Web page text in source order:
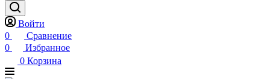
Войти
0
Сравнение
0
Избранное
0 Корзина